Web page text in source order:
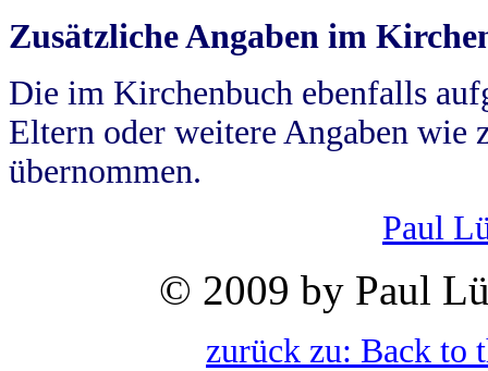
Zusätzliche Angaben im
Die im Kirchenbuch ebenfalls
Eltern oder weitere Angaben wie
übernommen.
Paul
© 2009 by Paul
zurück zu: Back to